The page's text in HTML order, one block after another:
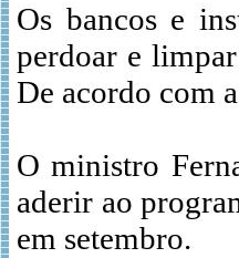
Os bancos e
perdoar e
De acordo com
O ministro
aderir ao
em setembro.